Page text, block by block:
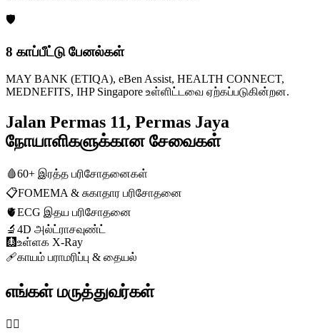
🛡️
8 காப்பீட்டு பேனல்கள்
MAY BANK (ETIQA), eBen Assist, HEALTH CONNECT,
MEDNEFITS, IHP Singapore உள்ளிட்டவை ஏற்கப்படுகின்றன.
Jalan Permas 11, Permas Jaya
நோயாளிகளுக்கான சேவைகள்
🩸60+ இரத்த பரிசோதனைகள்
📋FOMEMA & சுகாதார பரிசோதனை
🫀ECG இதய பரிசோதனை
🔬 4D அல்ட்ராசவுண்ட்
🩻உள்ளக X-Ray
🩹காயம் பராமரிப்பு & தையல்
எங்கள் மருத்துவர்கள்
👨‍⚕️